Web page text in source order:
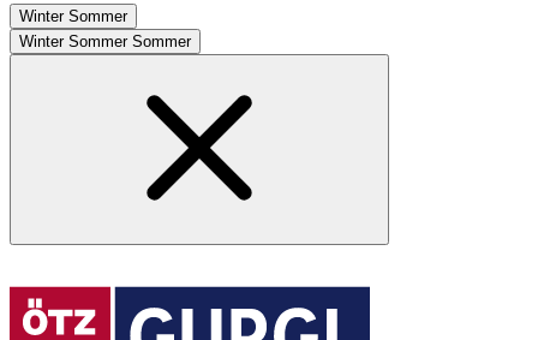
Winter Sommer
Winter Sommer Sommer